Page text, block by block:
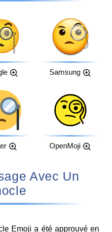
Samsung
OpenMoji
Emoji a été approuvé en